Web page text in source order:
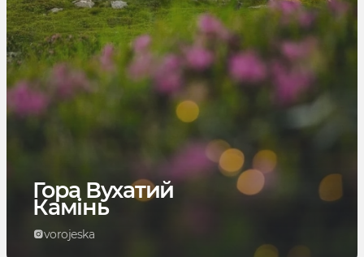
Гора Вухатий
Камінь
vorojeska